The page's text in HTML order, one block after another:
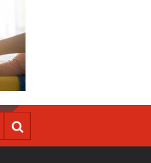
makinesi kovasının